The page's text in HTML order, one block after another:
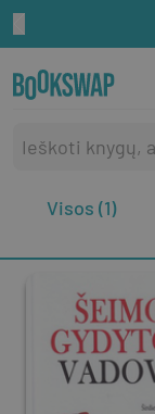
Visos (1)